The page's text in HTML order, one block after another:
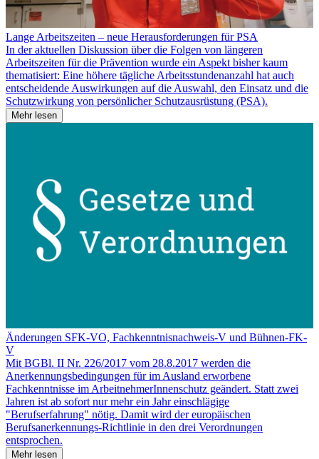
Lange Arbeitszeiten – neue Herausforderungen für PSA
In der aktuellen Diskussion über die Folgen von längeren
Arbeitszeiten für die Prävention wurde ein Aspekt bisher kaum
thematisiert: Eine höhere tägliche Arbeitsstundenanzahl hat auch
entscheidende Auswirkungen auf die Auswahl, den Einsatz und die
Schutzwirkung von persönlicher Schutzausrüstung (PSA).
Mehr lesen
Änderungen SFK-VO, Fachkenntnisnachweis-V und Bühnen-FK-
V
Mit BGBl. II Nr. 226/2017 vom 28.8.2017 werden die
Anerkennungsbedingungen für im Ausland erworbene
Fachkenntnisse im ArbeitnehmerInnenschutz geändert. Statt zwei
Jahren ist ab sofort nur mehr ein Jahr einschlägige
"Berufserfahrung" nötig. Damit wird der europäischen
Berufsanerkennungs-Richtlinie in den drei Verordnungen
entsprochen.
Mehr lesen